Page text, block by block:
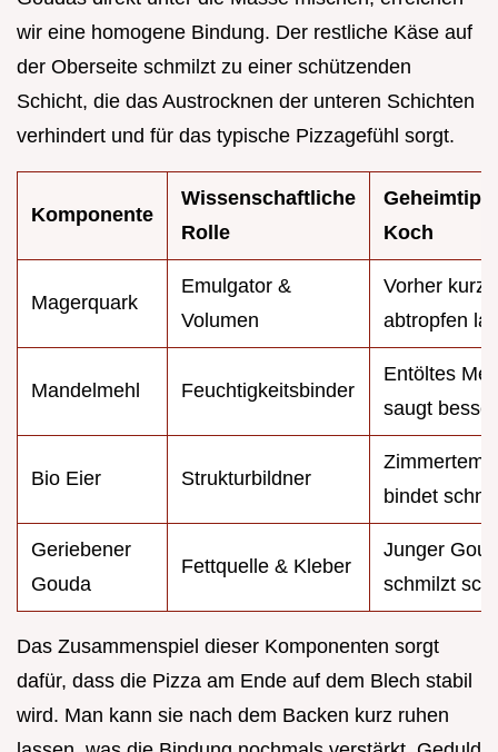
wir eine homogene Bindung. Der restliche Käse auf
der Oberseite schmilzt zu einer schützenden
Schicht, die das Austrocknen der unteren Schichten
verhindert und für das typische Pizzagefühl sorgt.
Komponente
Wissenschaftliche
Rolle
Koch
Magerquark
Emulgator &
Volumen
Vorher kurz
abtropfen
Mandelmehl Feuchtigkeitsbinder
Entöltes
saugt besser
Bio Eier Strukturbildner
bindet
Geriebener
Gouda
Fettquelle & Kleber
Junger
schmilzt
Das Zusammenspiel dieser Komponenten sorgt
dafür, dass die Pizza am Ende auf dem Blech stabil
wird. Man kann sie nach dem Backen kurz ruhen